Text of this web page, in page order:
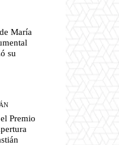
María
su
Premio